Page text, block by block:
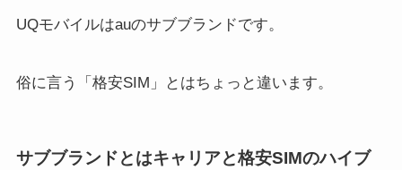
UQモバイルはauのサブブランドです。
俗に言う「格安SIM」とはちょっと違います。
サブブランドとはキャリアと格安SIMのハイブ